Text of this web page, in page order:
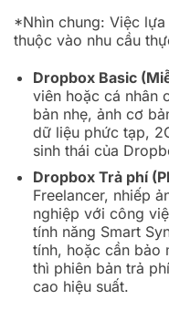
*Nhìn chung: Việc
thuộc vào nhu cầu
Dropbox Basic
viên hoặc cá nhân
bản nhẹ, ảnh cơ
dữ liệu phức tạp,
sinh thái của
Dropbox Trả phí
Freelancer, nhiếp
nghiệp với công
tính năng Smart
tính, hoặc cần bảo
thì phiên bản trả
cao hiệu suất.